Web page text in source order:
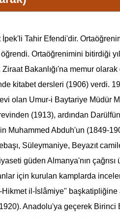
İpek'li Tahir Efendi'dir.
Ortaöğrenimini bitirdiği
Bakanlığı'na memur olarak
kitabet dersleri (1906) verdi.
olan Umur-i Baytariye Müdür
(1913), ardından
Muhammed Abduh'un (1849-
Süleymaniye, Beyazıt
güden Almanya'nın çağrısı
için kurulan kamplarda
il-İslâmiye" başkatipliğine
Anadolu'ya geçerek